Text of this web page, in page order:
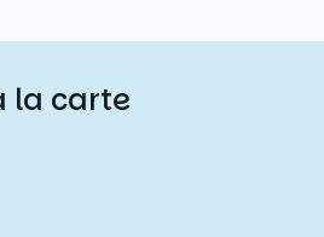
la carte